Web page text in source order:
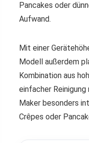
Pancakes oder
Aufwand.
Mit einer
Modell außerdem
Kombination aus
einfacher
Maker besonders
Crêpes oder